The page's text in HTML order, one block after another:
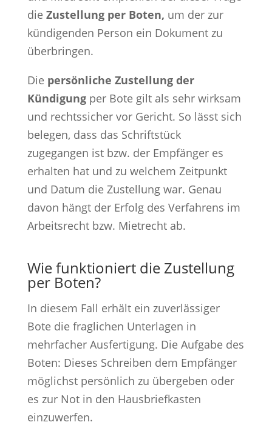
die Zustellung per Boten, um der zur
kündigenden Person ein Dokument zu
überbringen.
Die persönliche Zustellung der
Kündigungper Bote gilt als sehr wirksam
und rechtssicher vor Gericht. So lässt sich
belegen, dass das Schriftstück
zugegangen ist bzw. der Empfänger es
erhalten hat und zu welchem Zeitpunkt
und Datum die Zustellung war. Genau
davon hängt der Erfolg des Verfahrens im
Arbeitsrecht bzw. Mietrecht ab.
Wie funktioniert die Zustellung
per Boten?
In diesem Fall erhält ein zuverlässiger
Bote die fraglichen Unterlagen in
mehrfacher Ausfertigung. Die Aufgabe des
Boten: Dieses Schreiben dem Empfänger
möglichst persönlich zu übergeben oder
es zur Not in den Hausbriefkasten
einzuwerfen.